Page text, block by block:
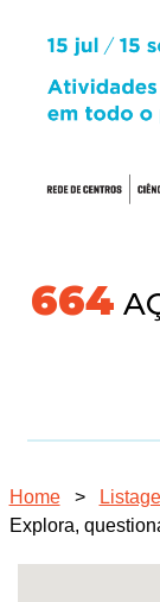
718
Home >
Explora,